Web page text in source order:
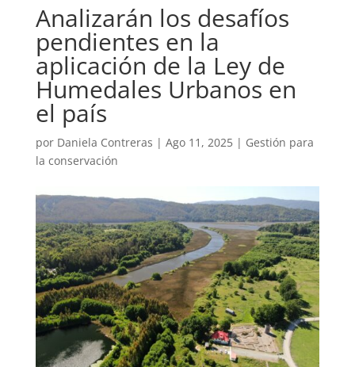
Analizarán los desafíos
pendientes en la
aplicación de la Ley de
Humedales Urbanos en
el país
por Daniela Contreras | Ago 11, 2025| Gestión para
la conservación